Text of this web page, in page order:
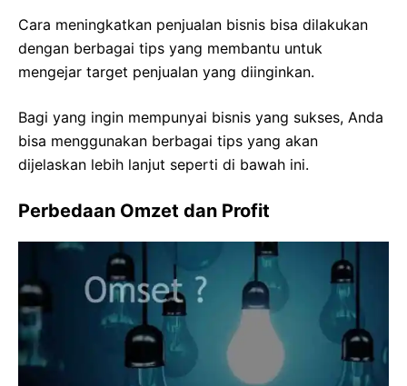
Cara meningkatkan penjualan bisnis bisa dilakukan
dengan berbagai tips yang membantu untuk
mengejar target penjualan yang diinginkan.
Bagi yang ingin mempunyai bisnis yang sukses, Anda
bisa menggunakan berbagai tips yang akan
dijelaskan lebih lanjut seperti di bawah ini.
Perbedaan Omzet dan Profit